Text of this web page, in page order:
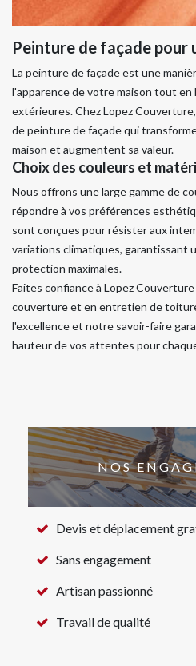
Peinture de façade pour
La peinture de façade est une
l'apparence de votre maison tout
extérieures. Chez Lopez
de peinture de façade qui
maison et augmentent sa valeur.
Choix des couleurs et
Nous offrons une large gamme de
répondre à vos préférences
sont conçues pour résister aux
variations climatiques, garantissant
protection maximales.
Faites confiance à Lopez
couverture et en entretien de
l'excellence et notre savoir-faire
hauteur de vos attentes pour
NOS
Devis et déplacement
Sans engagement
Artisan passionné
Travail de qualité